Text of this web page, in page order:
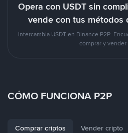
Opera con USDT sin
vende con tus métodos
Intercambia USDT en Binance P2P.
comprar y vender
CÓMO FUNCIONA P2P
Comprar criptos Vender cripto